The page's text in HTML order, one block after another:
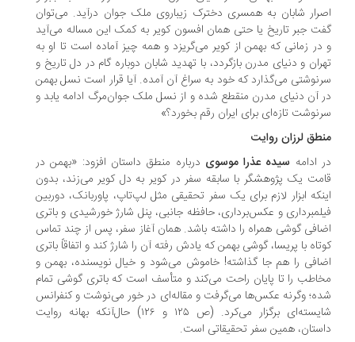
شابان به همسری دخترک زیباروی ملک جوان درآید. می‌توان
جبر تاریخ یا حتی همان افسون کویر به کمک این مساله می‌آید
زمانی که بهمن از کویر می‌گریزد و همه چیز آماده است تا او به
و دنیای مدرن بازگردد، با تهدید شابان دوباره گام در دل تاریخ و
می‌گذارد که خود به سراغ آن آمده. آیا قرار است نسل بهمن
آن دنیای مدرن منقطع شده و از نسل ملک جوان‌مرگ ادامه یابد و
تازه‌ای برای ایران رقم بخورد؟»
لرزان روایت
ادامه سیده عذرا موسویدرباره منطق داستان افزود: «بهمن در
یک پژوهشگر با سابقه سفر در کویر به دل کویر می‌زند، بدون
ابزار لازم برای یک سفر تحقیقی مثل لپ‌تاپ، پاوربانک، دوربین
و عکس‌برداری، حافظه جانبی، پنل شارژ خورشیدی و باتری
گوشی همراه را داشته باشد. همان آغاز سفر، پس از چند تماس
با پریسا، گوشی بهمن که یادش رفته آن را شارژ کند و اتفاقاً باتری
را هم جا گذاشته! خاموش می‌شود و خیال نویسنده، بهمن و
را تا پایان راحت می‌کند و متأسف است که باتری گوشی تمام
وگرنه عکس‌ها می‌گرفت و مقاله‌ای در خور می‌نوشت و کنفرانس
شایسته‌ای برگزار می‌کرد. (ص ۱۲۵ و ۱۲۶) حال‌آنکه بهانه روایت
همین سفر تحقیقاتی است.